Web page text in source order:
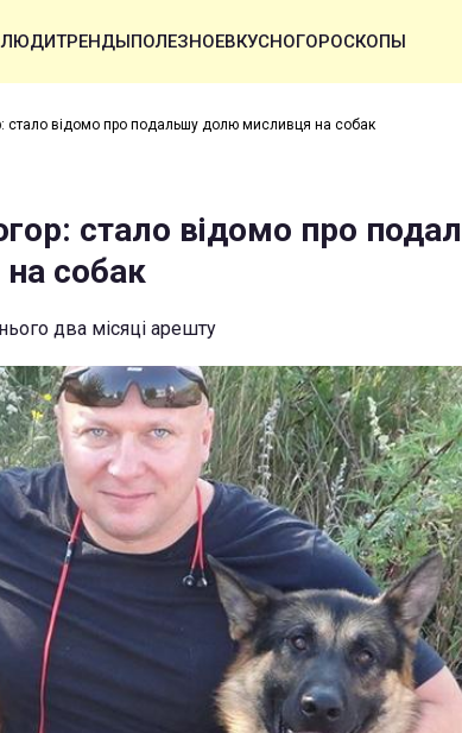
ЛЮДИТРЕНДЫПОЛЕЗНОЕВКУСНОГОРОСКОПЫ
стало відомо про подальшу долю мисливця на собак
стало відомо про
собак
два місяці арешту